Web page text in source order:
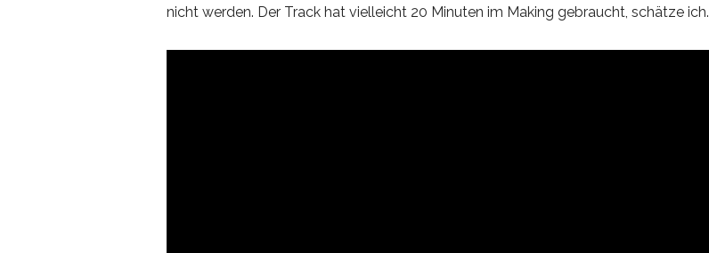
nicht werden. Der Track hat vielleicht 20 Minuten im Making gebraucht, schätze ich.